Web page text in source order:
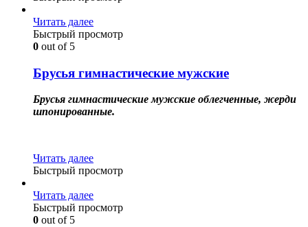
Читать далее
Быстрый просмотр
0 out of 5
Брусья гимнастические мужские
Брусья гимнастические мужские облегченные, жерди
шпонированные.
Читать далее
Быстрый просмотр
Читать далее
Быстрый просмотр
0 out of 5